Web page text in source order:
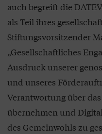
auch begreift die
als Teil ihres
Stiftungsvorsitzender
„Gesellschaftliches
Ausdruck unserer
und unseres
Verantwortung über
übernehmen und
des Gemeinwohls zu